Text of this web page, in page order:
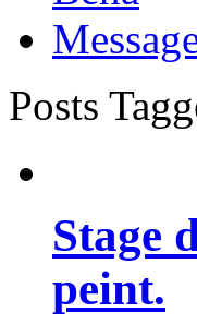
Posts
Stage
peint.